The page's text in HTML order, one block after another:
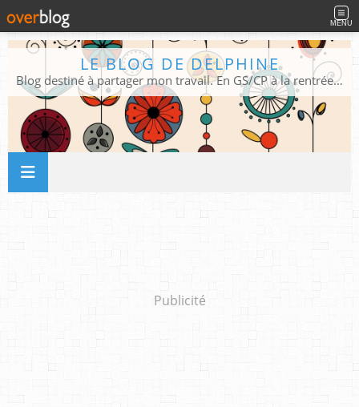
MENU
LE BLOG DE DELPHINE
Blog destiné à partager mon travail. En GS/CP à la rentrée 2026/2027 !
Publicité